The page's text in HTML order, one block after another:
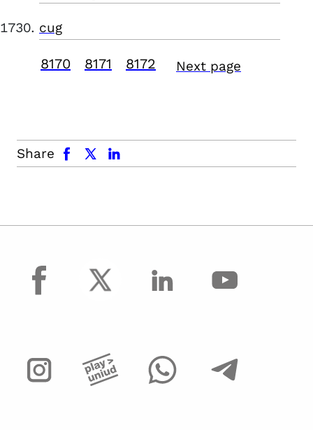
cug
8170 8171 8172 Next page
Share
facebook x.com linkedin
facebook